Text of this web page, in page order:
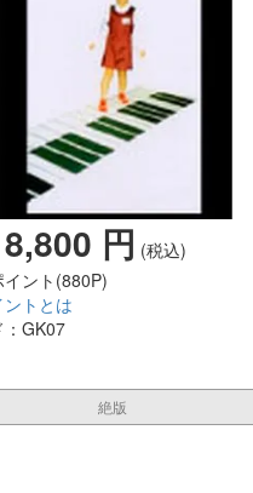
8,800 円 (税込)
ント(880P)
ントとは
：GK07
絶版